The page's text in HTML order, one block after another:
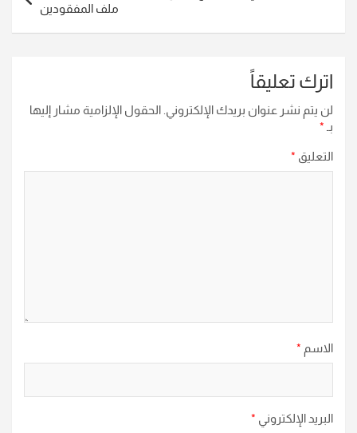
ملف المفقودين
اترك تعليقاً
لن يتم نشر عنوان بريدك الإلكتروني. الحقول الإلزامية مشار إليها
بـ *
التعليق *
الاسم *
البريد الإلكتروني *